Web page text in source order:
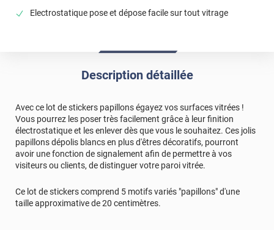
Electrostatique pose et dépose facile sur tout vitrage
Description détaillée
Avec ce lot de stickers papillons égayez vos surfaces vitrées !
Vous pourrez les poser très facilement grâce à leur finition
électrostatique et les enlever dès que vous le souhaitez. Ces jolis
papillons dépolis blancs en plus d'êtres décoratifs, pourront
avoir une fonction de signalement afin de permettre à vos
visiteurs ou clients, de distinguer votre paroi vitrée.
Ce lot de stickers comprend 5 motifs variés "papillons" d'une
taille approximative de 20 centimètres.